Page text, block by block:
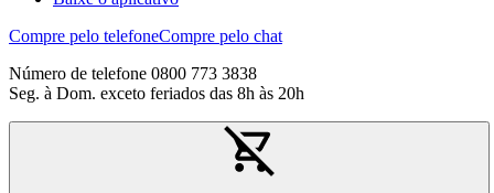
Compre pelo telefoneCompre pelo chat
Número de telefone 0800 773 3838
Seg. à Dom. exceto feriados das 8h às 20h